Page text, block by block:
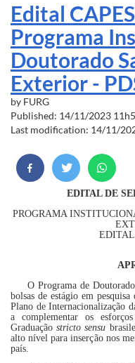
Edital
Programa
Doutorado
Exterior -
by FURG
Published: 14/11/2023
Last modification: 14/11/
EDITAL DE
PROGRAMA
EDITAL
O Programa de
bolsas de estágio em
Plano de Internacionalização
a complementar os
Graduaçãostricto sensu
alto nível para inserção nos
país.